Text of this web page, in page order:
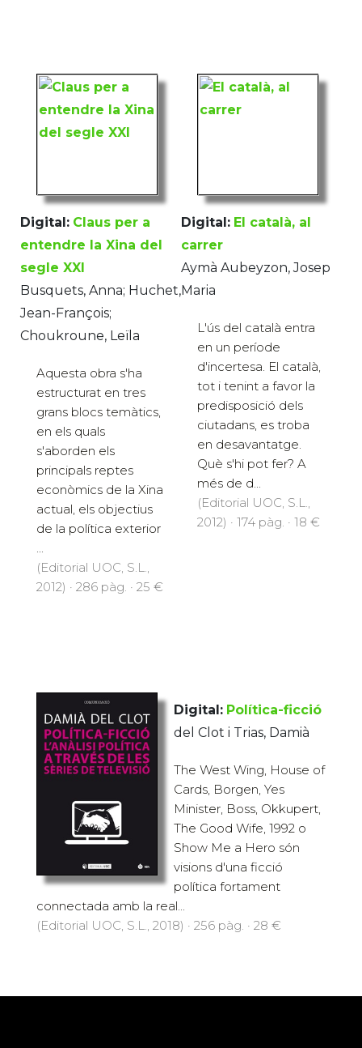
Digital: Claus per a
entendre la Xina del
segle XXI
Busquets, Anna; Huchet,
Jean-François;
Choukroune, Leïla
Aquesta obra s'ha
estructurat en tres
grans blocs temàtics,
en els quals
s'aborden els
principals reptes
econòmics de la Xina
actual, els objectius
de la política exterior
...
(Editorial UOC, S.L.,
2012) · 286 pàg. · 25 €
Digital: El català, al
carrer
Aymà Aubeyzon, Josep
Maria
L'ús del català entra
en un període
d'incertesa. El català,
tot i tenint a favor la
predisposició dels
ciutadans, es troba
en desavantatge.
Què s'hi pot fer? A
més de d...
(Editorial UOC, S.L.,
2012) · 174 pàg. · 18 €
Digital: Política-ficció
del Clot i Trias, Damià
The West Wing, House of
Cards, Borgen, Yes
Minister, Boss, Okkupert,
The Good Wife, 1992 o
Show Me a Hero són
visions d'una ficció
política fortament
connectada amb la real...
(Editorial UOC, S.L., 2018) · 256 pàg. · 28 €